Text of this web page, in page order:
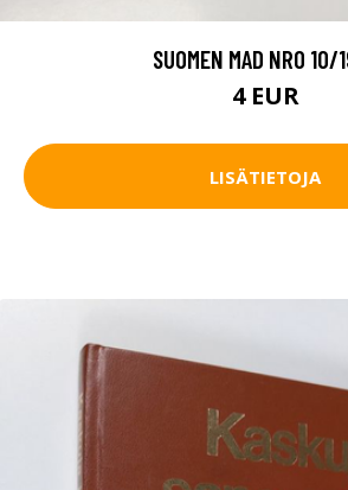
SUOMEN MAD NRO 10/
4 EUR
LISÄTIETOJA